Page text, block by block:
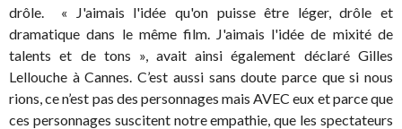
drôle. « J'aimais l'idée qu'on puisse être léger, drôle et
dramatique dans le même film. J'aimais l'idée de mixité de
talents et de tons », avait ainsi également déclaré Gilles
Lellouche à Cannes. C’est aussi sans doute parce que si nous
rions, ce n’est pas des personnages mais AVEC eux et parce que
ces personnages suscitent notre empathie, que les spectateurs